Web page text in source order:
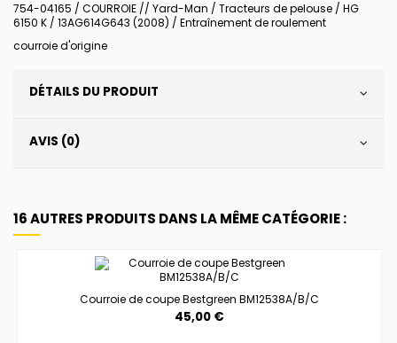
754-04165 / COURROIE // Yard-Man / Tracteurs de pelouse / HG
6150 K / 13AG614G643 (2008) / Entraînement de roulement
courroie d'origine
DÉTAILS DU PRODUIT
AVIS (0)
16 AUTRES PRODUITS DANS LA MÊME CATÉGORIE :
Courroie de coupe Bestgreen BM12538A/B/C
45,00 €